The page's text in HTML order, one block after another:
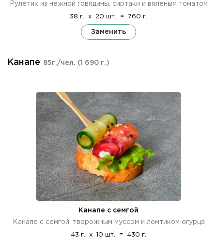
Рулетик из нежной говядины, сиртаки и вяленым томатом
38 г. x 20 шт. = 760 г.
Заменить
Канапе 85г./чел. (1 690 г.)
Канапе с семгой
Канапе с семгой, творожным муссом и ломтиком огурца
43 г. x 10 шт. = 430 г.